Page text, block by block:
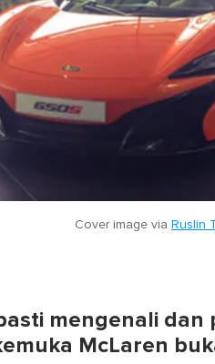
Cover image via Ruslin
mengenali dan
McLaren